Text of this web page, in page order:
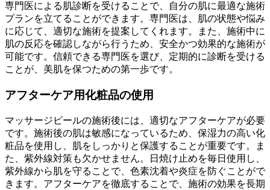
専門医による肌診断を受けることで、自分の肌に最適な施術
プランを立てることができます。専門医は、肌の状態や悩み
に応じて、適切な施術を提案してくれます。また、施術中に
肌の反応を確認しながら行うため、安全かつ効果的な施術が
可能です。信頼できる専門医を選び、定期的に診断を受ける
ことが、美肌を保つための第一歩です。
アフターケア用化粧品の使用
マッサージピールの施術後には、適切なアフターケアが必要
です。施術後の肌は敏感になっているため、保湿力の高い化
粧品を使用し、肌をしっかりと保護することが重要です。ま
た、紫外線対策も欠かせません。日焼け止めを毎日使用し、
紫外線から肌を守ることで、色素沈着や炎症を防ぐことがで
きます。アフターケアを徹底することで、施術の効果を長期